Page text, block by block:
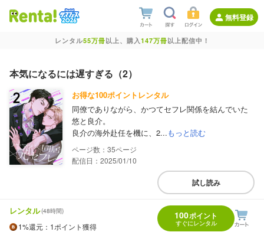
無料登録
レンタル55万冊以上、購入147万冊以上配信中！
本気になるには遅すぎる（2）
お得な100ポイントレンタル
同僚でありながら、かつてセフレ関係を結んでいた
悠と良介。
良介の海外赴任を機に、2...もっと読む
35
配信日：2025/01/10
試し読み
レンタル(48時間)
1%還元 ：1ポイント獲得
100ポイント
すぐにレンタル